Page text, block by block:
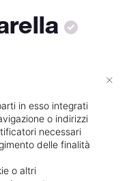
del
in esso integrati
o indirizzi
necessari
delle finalità
o altri
×